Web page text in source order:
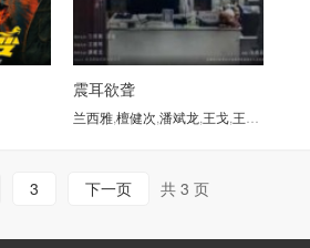
柏华力·莫高彼斯彻,潘斌龙,狮子侠
震耳欲聋
兰西雅,檀健次 潘斌龙, 王戈, 王砚辉
3 下一页 共 3 页